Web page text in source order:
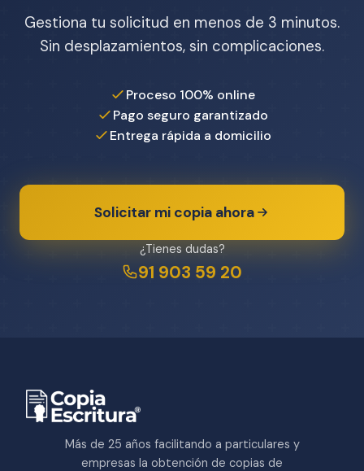
Gestiona tu solicitud en menos de 3 minutos.
Sin desplazamientos, sin complicaciones.
Proceso 100% online
Pago seguro garantizado
Entrega rápida a domicilio
Solicitar mi copia ahora
¿Tienes dudas?
91 903 59 20
Más de 25 años facilitando a particulares y
empresas la obtención de copias de